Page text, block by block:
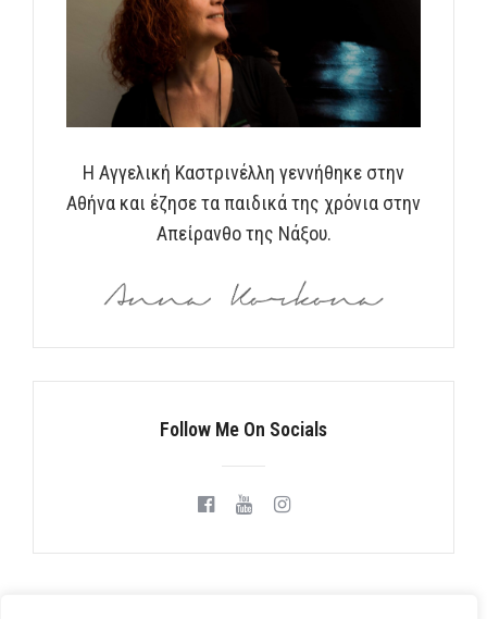
Η Αγγελική Καστρινέλλη γεννήθηκε στην
Αθήνα και έζησε τα παιδικά της χρόνια στην
Απείρανθο της Νάξου.
Follow Me On Socials